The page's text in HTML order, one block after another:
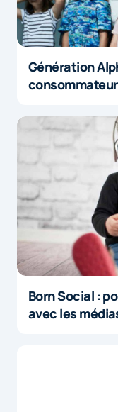
Génération
Born Social :
avec les